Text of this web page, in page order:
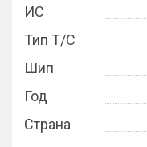
ИС
Тип Т/С
Шип
Год
Страна